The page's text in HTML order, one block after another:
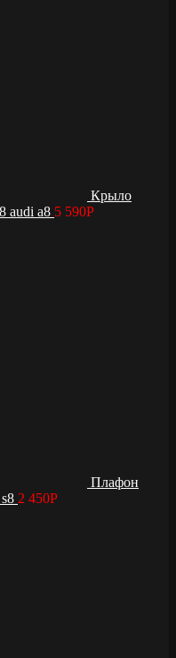
Крыло
audi a8 5 590Р
Плафон
2 450Р